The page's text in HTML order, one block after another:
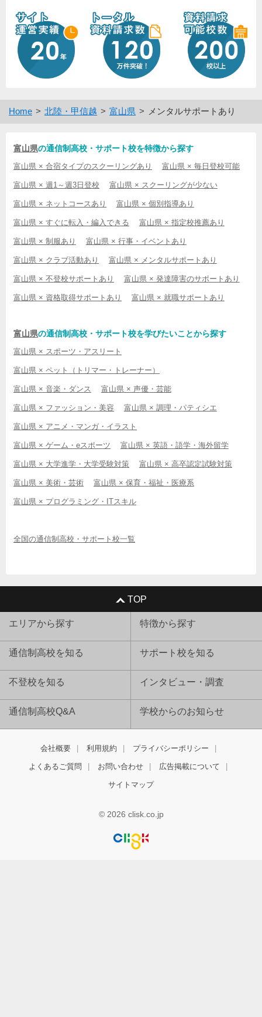
Home 北陸・甲信越 富山県 メンタルサポートあり
富山県の通信制高校・サポート校を特徴から探す
富山県 × 合宿タイプのスクーリングあり 富山県 × 毎日登校可能
富山県 × 週1～週3日登校 富山県 × スクーリングが少ない
富山県 × ネットコースあり 富山県 × 個別指導あり
富山県 × すぐに転入・編入できる 富山県 × 指定校推薦あり
富山県 × 制服あり 富山県 × 行事・イベントあり
富山県 × クラブ活動あり 富山県 × メンタルサポートあり
富山県 × 不登校サポートあり 富山県 × 発達障害のサポートあり
富山県 × 資格取得サポートあり 富山県 × 就職サポートあり
富山県の通信制高校・サポート校を学びたいことから探す
富山県 × スポーツ・アスリート
富山県 × ペット（トリマー・トレーナー）
富山県 × 音楽・ダンス 富山県 × 声優・芸能
富山県 × ファッション・美容 富山県 × 調理・パティシエ
富山県 × アニメ・マンガ・イラスト
富山県 × ゲーム・eスポーツ 富山県 × 英語・語学・海外留学
富山県 × 大学進学・大学受験対策 富山県 × 高卒認定試験対策
富山県 × 美術・芸術 富山県 × 保育・福祉・医療系
富山県 × プログラミング・ITスキル
全国の通信制高校・サポート校一覧
TOP
エリアから探す 特徴から探す
通信制高校を知る サポート校を知る
不登校を知る インタビュー・調査
通信制高校Q&A 学校からのお知らせ
会社概要 利用規約 プライバシーポリシー
よくあるご質問 お問い合わせ 広告掲載について
サイトマップ
© 2026 clisk.co.jp